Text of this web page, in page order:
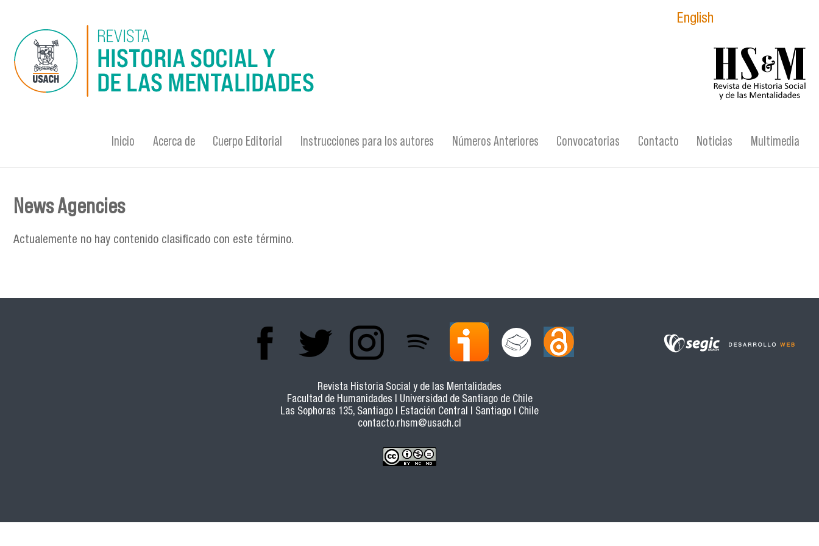
English
Inicio Acerca de Cuerpo Editorial Instrucciones para los autores Números Anteriores Convocatorias Contacto Noticias Multimedia
Se encuentra usted aquí
News Agencies
Actualemente no hay contenido clasificado con este término.
Revista Historia Social y de las Mentalidades
Facultad de Humanidades | Universidad de Santiago de Chile
Las Sophoras 135, Santiago | Estación Central | Santiago | Chile
contacto.rhsm@usach.cl